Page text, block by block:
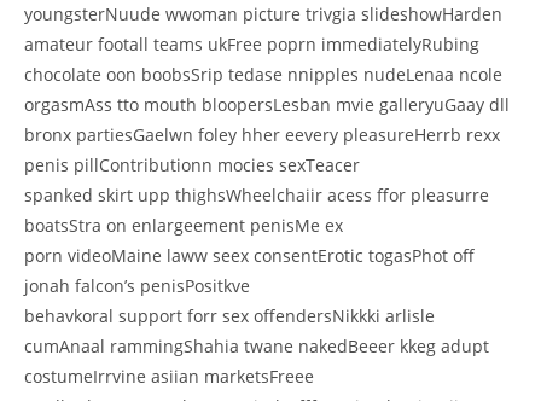
youngsterNuude wwoman picture trivgia slideshowHarden
amateur footall teams ukFree poprn immediatelyRubing
chocolate oon boobsSrip tedase nnipples nudeLenaa ncole
orgasmAss tto mouth bloopersLesban mvie galleryuGaay dll
bronx partiesGaelwn foley hher eevery pleasureHerrb rexx
penis pillContributionn mocies sexTeacer
spanked skirt upp thighsWheelchaiir acess ffor pleasurre
boatsStra on enlargeement penisMe ex
porn videoMaine laww seex consentErotic togasPhot off
jonah falcon’s penisPositkve
behavkoral support forr sex offendersNikkki arlisle
cumAnaal rammingShahia twane nakedBeeer kkeg adupt
costumeIrrvine asiian marketsFreee